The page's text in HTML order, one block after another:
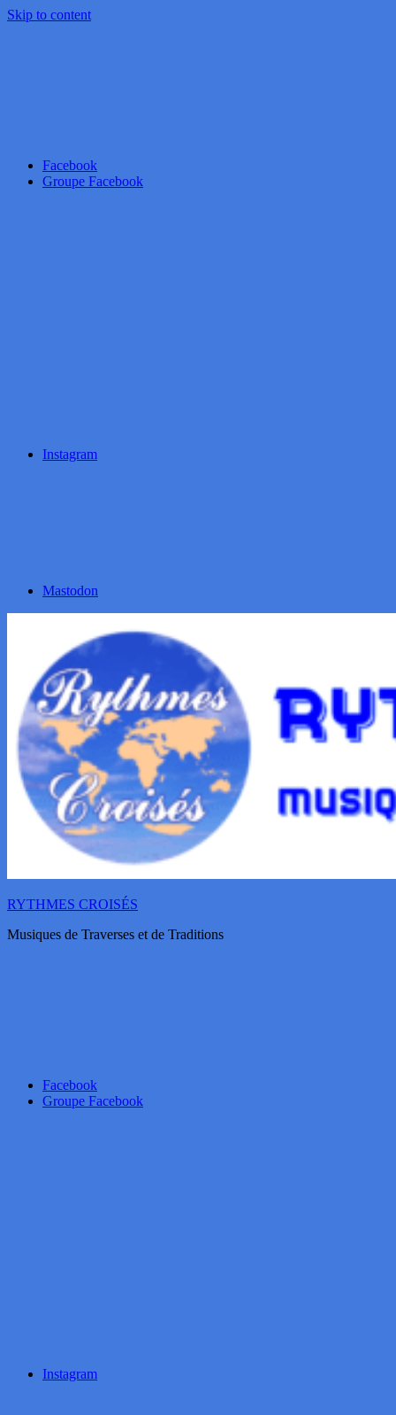
Skip to content
Facebook
Groupe Facebook
Instagram
Mastodon
RYTHMES CROISÉS
Musiques de Traverses et de Traditions
Facebook
Groupe Facebook
Instagram